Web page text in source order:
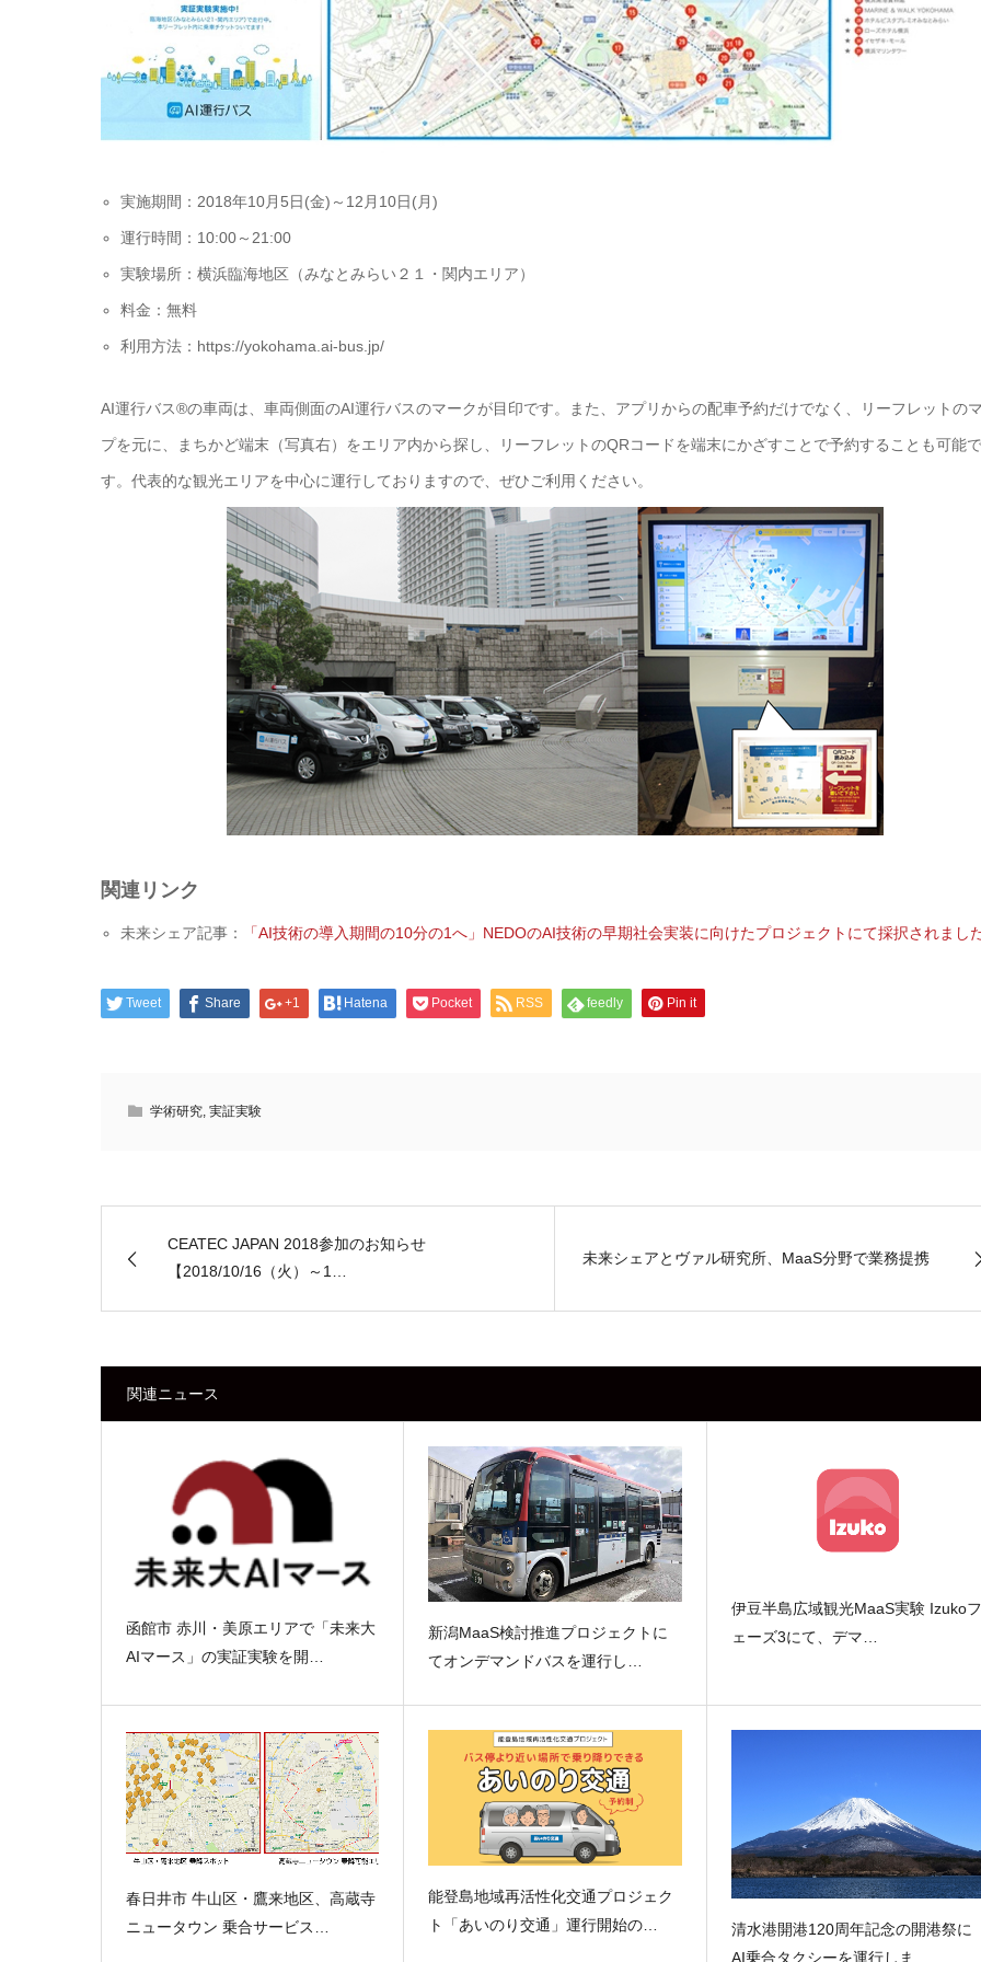
実施期間：2018年10月5日(金)～12月10日(月)
運行時間：10:00～21:00
実験場所：横浜臨海地区（みなとみらい２１・関内エリア）
料金：無料
利用方法：https://yokohama.ai-bus.jp/
AI運行バス®の車両は、車両側面のAI運行バスのマークが目印です。また、アプリからの配車予約だけでなく、リーフレットの
プを元に、まちかど端末（写真右）をエリア内から探し、リーフレットのQRコードを端末にかざすことで予約することも可能で
す。代表的な観光エリアを中心に運行しておりますので、ぜひご利用ください。
関連リンク
未来シェア記事： 「AI技術の導入期間の10分の1へ」NEDOのAI技術の早期社会実装に向けたプロジェクトにて採択されまし
Tweet Share +1 Hatena Pocket RSS feedly Pin it
学術研究, 実証実験
CEATEC JAPAN 2018参加のお知らせ
【2018/10/16（火）～1…
未来シェアとヴァル研究所、MaaS分野で業務提携
関連ニュース
函館市 赤川・美原エリアで「未来大
AIマース」の実証実験を開…
新潟MaaS検討推進プロジェクトに
てオンデマンドバスを運行し…
伊豆半島広域観光MaaS実験 Izukoフ
ェーズ3にて、デマ…
春日井市 牛山区・鷹来地区、高蔵寺
ニュータウン 乗合サービス…
能登島地域再活性化交通プロジェク
ト「あいのり交通」運行開始の…
清水港開港120周年記念の開港祭に
AI乗合タクシーを運行しま…